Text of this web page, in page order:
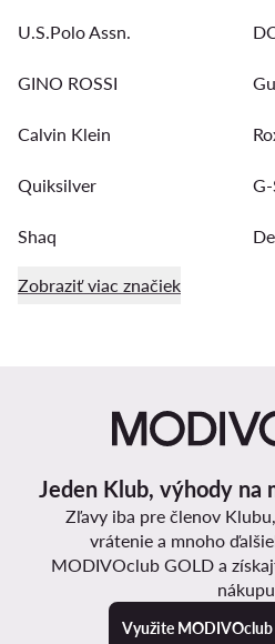
U.S.Polo Assn.
GINO ROSSI
Calvin Klein
Quiksilver
Shaq
Zobraziť viac značiek
Jeden Klub, výhody na
Zľavy iba pre členov
vrátenie a mnoho
MODIVOclub GOLD a
Využite MODIVOclub